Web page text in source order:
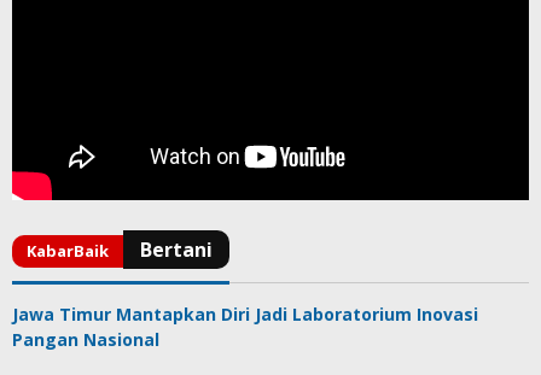
Jawa Timur Mantapkan Diri Jadi Laboratorium Inovasi
Pangan Nasional